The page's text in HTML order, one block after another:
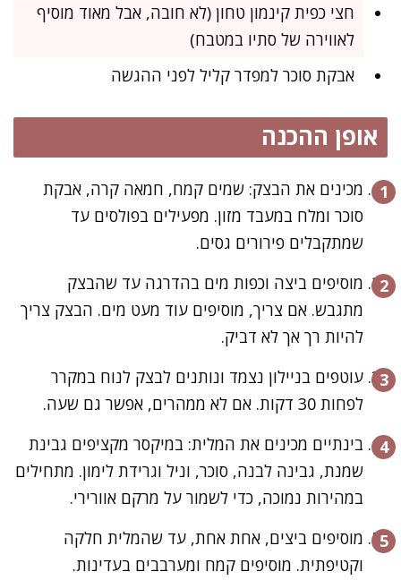
חצי כפית קינמון טחון (לא חובה, אבל מאוד מוסיף
לאווירה של סתיו במטבח)
אבקת סוכר למפדר קליל לפני ההגשה
אופן ההכנה
מכינים את הבצק: שמים קמח, חמאה קרה, אבקת
סוכר ומלח במעבד מזון. מפעילים בפולסים עד
שמתקבלים פירורים גסים.
מוסיפים ביצה וכפות מים בהדרגה עד שהבצק
מתגבש. אם צריך, מוסיפים עוד מעט מים. הבצק צריך
להיות רך אך לא דביק.
עוטפים בניילון נצמד ונותנים לבצק לנוח במקרר
לפחות 30 דקות. אם לא ממהרים, אפשר גם שעה.
בינתיים מכינים את המלית: במיקסר מקציפים גבינת
שמנת, גבינה לבנה, סוכר, וניל וגרידת לימון. מתחילים
במהירות נמוכה, כדי לשמור על מרקם אוורירי.
מוסיפים ביצים, אחת אחת, עד שהמלית חלקה
וקטיפתית. מוסיפים קמח ומערבבים בעדינות.